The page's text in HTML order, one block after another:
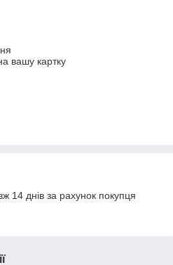
вашу картку
14 днів за рахунок покупця